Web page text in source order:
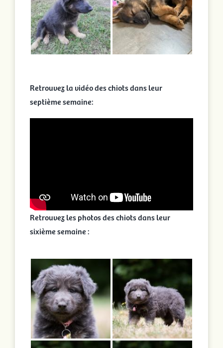
Retrouvez la vidéo des chiots dans leur
septième semaine:
Retrouvez les photos des chiots dans leur
sixième semaine :